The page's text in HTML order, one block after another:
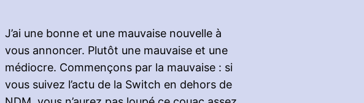
J’ai une bonne et une mauvaise nouvelle à
vous annoncer. Plutôt une mauvaise et une
médiocre. Commençons par la mauvaise : si
vous suivez l’actu de la Switch en dehors de